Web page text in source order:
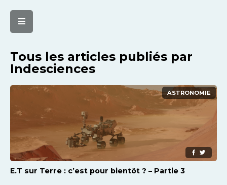
Tous les articles publiés par
Indesciences
ASTRONOMIE
E.T sur Terre : c’est pour bientôt ? – Partie 3